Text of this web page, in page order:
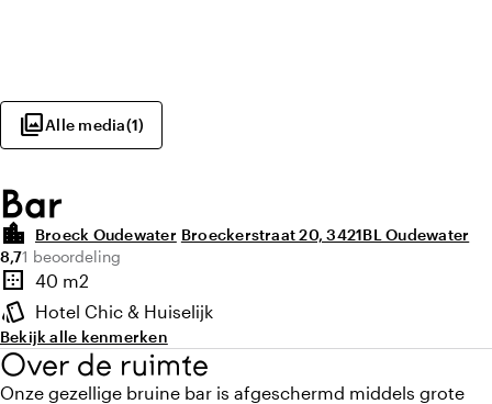
photo_libraryAlle media(1)
Bar
location_city Broeck Oudewater Broeckerstraat 20, 3421BL Oudewater
Gemiddelde beoordeling van 8,7 uit 10
8,7Aantal beoordelingen: 1
1 beoordeling
Highlights
border_outer
Oppervlakte
40 m2
style
Sfeer en uitstraling
Hotel Chic & Huiselijk
Bekijk alle kenmerken
Over de ruimte
Onze gezellige bruine bar is afgeschermd middels grote